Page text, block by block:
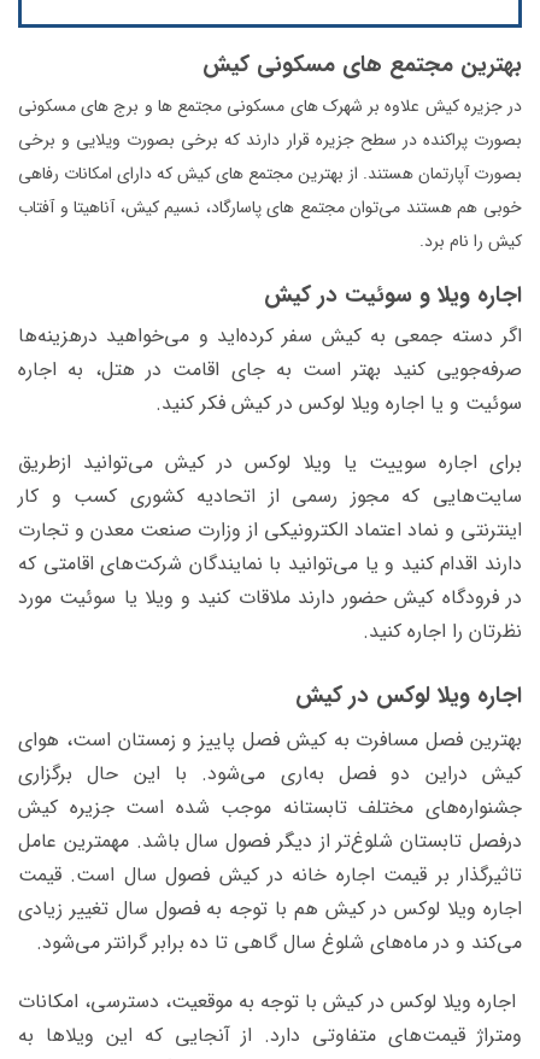
بهترین مجتمع های مسکونی کیش
در جزیره کیش علاوه بر شهرک های مسکونی مجتمع ها و برج های مسکونی
بصورت پراکنده در سطح جزیره قرار دارند که برخی بصورت ویلایی و برخی
بصورت آپارتمان هستند. از بهترین مجتمع های کیش که دارای امکانات رفاهی
خوبی هم هستند می‌توان مجتمع های پاسارگاد، نسیم کیش، آناهیتا و آفتاب
کیش را نام برد.
اجاره ویلا و سوئیت در کیش
اگر دسته جمعی به کیش سفر کرده‌اید و می‌خواهید درهزینه‌ها
صرفه‌جویی کنید بهتر است به جای اقامت در هتل، به اجاره
سوئیت و یا اجاره ویلا لوکس در کیش فکر کنید.
برای اجاره سوییت یا ویلا لوکس در کیش می‌توانید ازطریق
سایت‌هایی که مجوز رسمی از اتحادیه کشوری کسب و کار
اینترنتی و نماد اعتماد الکترونیکی از وزارت صنعت معدن و تجارت
دارند اقدام کنید و یا می‌توانید با نمایندگان شرکت‌های اقامتی که
در فرودگاه کیش حضور دارند ملاقات کنید و ویلا یا سوئیت مورد
نظرتان را اجاره کنید.
اجاره ویلا لوکس در کیش
بهترین فصل مسافرت به کیش فصل پاییز و زمستان است، هوای
کیش دراین دو فصل بهاری می‌شود. با این حال برگزاری
جشنواره‌های مختلف تابستانه موجب شده است جزیره کیش
درفصل تابستان شلوغ‌تر از دیگر فصول سال باشد. مهمترین عامل
تاثیرگذار بر قیمت اجاره خانه در کیش فصول سال است. قیمت
اجاره ویلا لوکس در کیش هم با توجه به فصول سال تغییر زیادی
می‌کند و در ماه‌های شلوغ سال گاهی تا ده برابر گرانتر می‌شود.
اجاره ویلا لوکس در کیش با توجه به موقعیت، دسترسی‌، امکانات
ومتراژ قیمت‌های متفاوتی دارد. از آنجایی‌ که این ویلاها به